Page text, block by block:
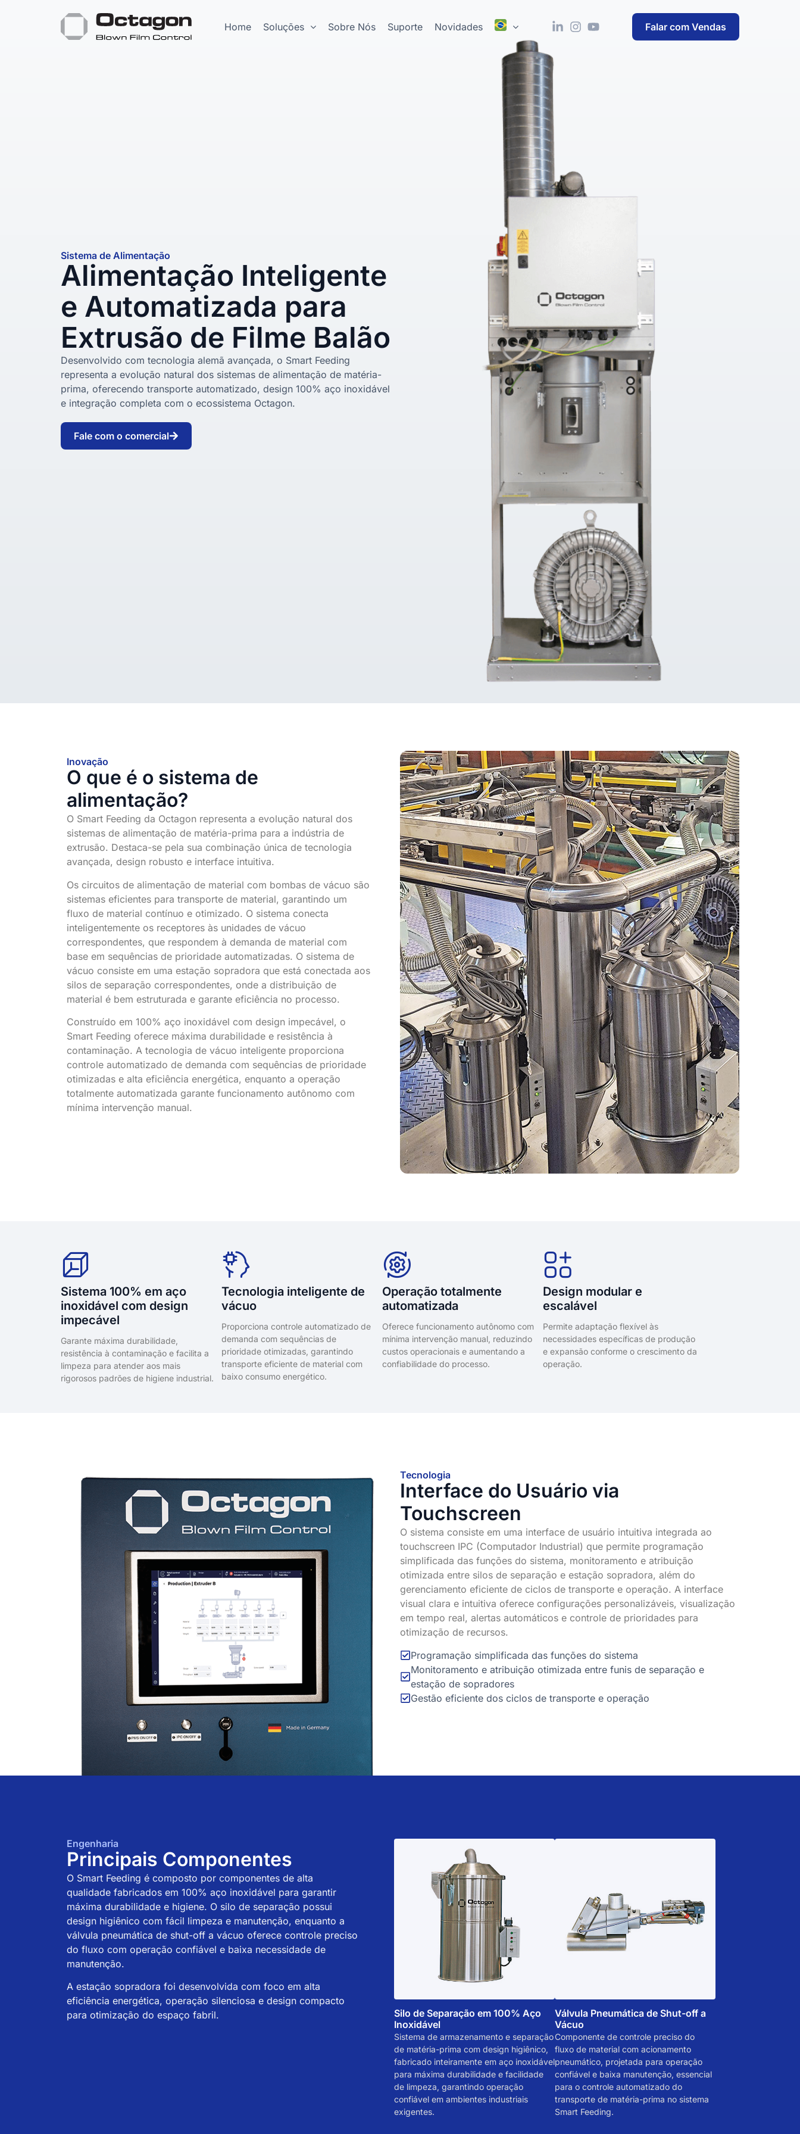
Home Soluções Sobre Nós Suporte Novidades Falar com Vendas
Sistema de Alimentação
Alimentação Inteligente
e Automatizada para
Extrusão de Filme Balão
Desenvolvido com tecnologia alemã avançada, o Smart Feeding
representa a evolução natural dos sistemas de alimentação de matéria-
prima, oferecendo transporte automatizado, design 100% aço inoxidável
e integração completa com o ecossistema Octagon.
Fale com o comercial
Inovação
O que é o sistema de
alimentação?
O Smart Feeding da Octagon representa a evolução natural dos
sistemas de alimentação de matéria-prima para a indústria de
extrusão. Destaca-se pela sua combinação única de tecnologia
avançada, design robusto e interface intuitiva.
Os circuitos de alimentação de material com bombas de vácuo são
sistemas eficientes para transporte de material, garantindo um
fluxo de material contínuo e otimizado. O sistema conecta
inteligentemente os receptores às unidades de vácuo
correspondentes, que respondem à demanda de material com
base em sequências de prioridade automatizadas. O sistema de
vácuo consiste em uma estação sopradora que está conectada aos
silos de separação correspondentes, onde a distribuição de
material é bem estruturada e garante eficiência no processo.
Construído em 100% aço inoxidável com design impecável, o
Smart Feeding oferece máxima durabilidade e resistência à
contaminação. A tecnologia de vácuo inteligente proporciona
controle automatizado de demanda com sequências de prioridade
otimizadas e alta eficiência energética, enquanto a operação
totalmente automatizada garante funcionamento autônomo com
mínima intervenção manual.
Sistema 100% em aço
inoxidável com design
impecável
Garante máxima durabilidade,
resistência à contaminação e facilita a
limpeza para atender aos mais
rigorosos padrões de higiene industrial.
Tecnologia inteligente de
vácuo
Proporciona controle automatizado de
demanda com sequências de
prioridade otimizadas, garantindo
transporte eficiente de material com
baixo consumo energético.
Operação totalmente
automatizada
Oferece funcionamento autônomo com
mínima intervenção manual, reduzindo
custos operacionais e aumentando a
confiabilidade do processo.
Design modular e
escalável
Permite adaptação flexível às
necessidades específicas de produção
e expansão conforme o crescimento da
operação.
Tecnologia
Interface do Usuário via
Touchscreen
O sistema consiste em uma interface de usuário intuitiva integrada ao
touchscreen IPC (Computador Industrial) que permite programação
simplificada das funções do sistema, monitoramento e atribuição
otimizada entre silos de separação e estação sopradora, além do
gerenciamento eficiente de ciclos de transporte e operação. A interface
visual clara e intuitiva oferece configurações personalizáveis, visualização
em tempo real, alertas automáticos e controle de prioridades para
otimização de recursos.
Programação simplificada das funções do sistema
Monitoramento e atribuição otimizada entre funis de separação e
estação de sopradores
Gestão eficiente dos ciclos de transporte e operação
Engenharia
Principais Componentes
O Smart Feeding é composto por componentes de alta
qualidade fabricados em 100% aço inoxidável para garantir
máxima durabilidade e higiene. O silo de separação possui
design higiênico com fácil limpeza e manutenção, enquanto a
válvula pneumática de shut-off a vácuo oferece controle preciso
do fluxo com operação confiável e baixa necessidade de
manutenção.
A estação sopradora foi desenvolvida com foco em alta
eficiência energética, operação silenciosa e design compacto
para otimização do espaço fabril.
Silo de Separação em 100% Aço
Inoxidável
Sistema de armazenamento e separação
de matéria-prima com design higiênico,
fabricado inteiramente em aço inoxidável
para máxima durabilidade e facilidade
de limpeza, garantindo operação
confiável em ambientes industriais
exigentes.
Válvula Pneumática de Shut-off a
Vácuo
Componente de controle preciso do
fluxo de material com acionamento
pneumático, projetada para operação
confiável e baixa manutenção, essencial
para o controle automatizado do
transporte de matéria-prima no sistema
Smart Feeding.